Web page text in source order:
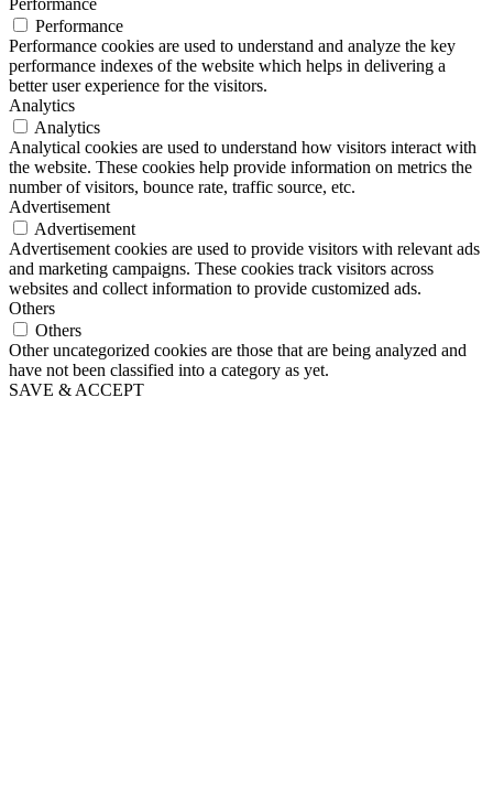
Performance
Performance
Performance cookies are used to understand and analyze the key
performance indexes of the website which helps in delivering a
better user experience for the visitors.
Analytics
Analytics
Analytical cookies are used to understand how visitors interact with
the website. These cookies help provide information on metrics the
number of visitors, bounce rate, traffic source, etc.
Advertisement
Advertisement
Advertisement cookies are used to provide visitors with relevant ads
and marketing campaigns. These cookies track visitors across
websites and collect information to provide customized ads.
Others
Others
Other uncategorized cookies are those that are being analyzed and
have not been classified into a category as yet.
SAVE & ACCEPT